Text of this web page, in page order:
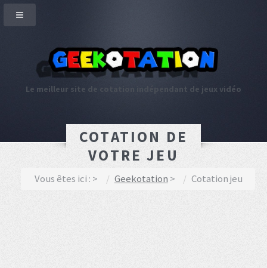
Le meilleur site de cotation indépendant de jeux vidéo
COTATION DE
VOTRE JEU
Vous êtes ici : Geekotation Cotation jeu